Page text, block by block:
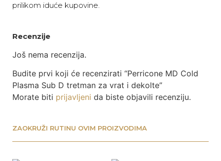
prilikom iduće kupovine.
Recenzije
Još nema recenzija.
Budite prvi koji će recenzirati “Perricone MD Cold
Plasma Sub D tretman za vrat i dekolte”
Morate biti prijavljeni da biste objavili recenziju.
ZAOKRUŽI RUTINU OVIM PROIZVODIMA